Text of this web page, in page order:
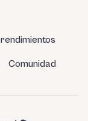
Comunidad